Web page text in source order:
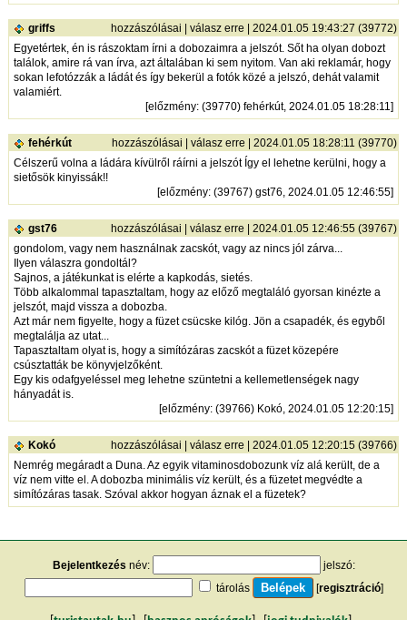
griffs hozzászólásai válasz erre | 2024.01.05 19:43:27 (39772)
Egyetértek, én is rászoktam írni a dobozaimra a jelszót. Sőt ha olyan dobozt
találok, amire rá van írva, azt általában ki sem nyitom. Van aki reklamár, hogy
sokan lefotózzák a ládát és így bekerül a fotók közé a jelszó, dehát valamit
valamiért.
[előzmény: (39770) fehérkút, 2024.01.05 18:28:11]
fehérkút hozzászólásai válasz erre | 2024.01.05 18:28:11 (39770)
Célszerű volna a ládára kívülről ráírni a jelszót Így el lehetne kerülni, hogy a
sietősök kinyissák!!
[előzmény: (39767) gst76, 2024.01.05 12:46:55]
gst76 hozzászólásai válasz erre | 2024.01.05 12:46:55 (39767)
gondolom, vagy nem használnak zacskót, vagy az nincs jól zárva...
Ilyen válaszra gondoltál?
Sajnos, a játékunkat is elérte a kapkodás, sietés.
Több alkalommal tapasztaltam, hogy az előző megtaláló gyorsan kinézte a
jelszót, majd vissza a dobozba.
Azt már nem figyelte, hogy a füzet csücske kilóg. Jön a csapadék, és egyből
megtalálja az utat...
Tapasztaltam olyat is, hogy a simítózáras zacskót a füzet közepére
csúsztatták be könyvjelzőként.
Egy kis odafgyeléssel meg lehetne szüntetni a kellemetlenségek nagy
hányadát is.
[előzmény: (39766) Kokó, 2024.01.05 12:20:15]
Kokó hozzászólásai válasz erre | 2024.01.05 12:20:15 (39766)
Nemrég megáradt a Duna. Az egyik vitaminosdobozunk víz alá került, de a
víz nem vitte el. A dobozba minimális víz került, és a füzetet megvédte a
simítózáras tasak. Szóval akkor hogyan áznak el a füzetek?
Bejelentkezés név:
jelszó:
tárolás
[regisztráció]